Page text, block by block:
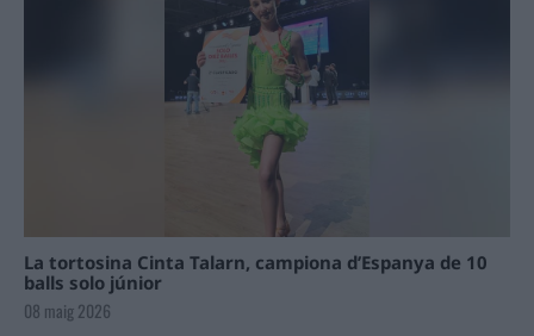
La tortosina Cinta Talarn, campiona d’Espanya de 10
balls solo júnior
08 maig 2026